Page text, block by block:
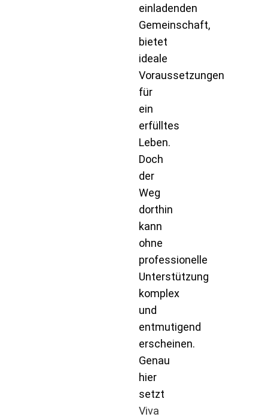
einladenden
Gemeinschaft,
bietet
ideale
Voraussetzungen
für
ein
erfülltes
Leben.
Doch
der
Weg
dorthin
kann
ohne
professionelle
Unterstützung
komplex
und
entmutigend
erscheinen.
Genau
hier
setzt
Viva